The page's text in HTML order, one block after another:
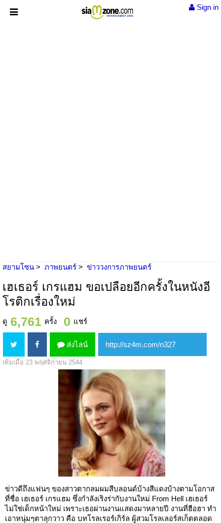
Sign in
สยามโซน ภาพยนตร์ ข่าววงการภาพยนตร์
เฮเธอร์ เกรแฮม ขอเปลือยอีกครั้งในหนังอี
โรติกเรื่องใหม่
ดู 6,761 ครั้ง 0 แชร์
ส่งไลน์
เพิ่มเมื่อ 23 พฤศจิกายน 2544
ข่าวดีถึงแฟนๆ ของสาวตากลมผมสีบลอนด์บ้างสีแดงบ้างตามโอกาส
ที่ชื่อ เฮเธอร์ เกรแฮม ซึ่งกำลังเริงร่ากับงานใหม่ From Hell เฮเธอร์
ไม่ใช่เด็กหน้าใหม่ เพราะเธอผ่านงานแสดงมาหลายปี งานที่ฮือฮา ทำ
เอาหนุ่มๆตาลุกวาว คือ บทโรลเรอร์เกิร์ล ผู้สวมโรลเลอร์สเก็ตตลอด